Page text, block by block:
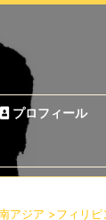
プロフィール
アジア >フィリピ